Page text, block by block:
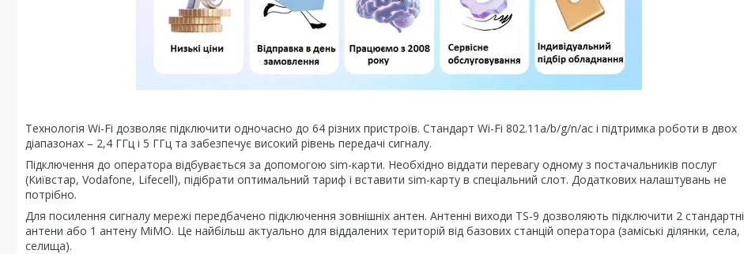
Технологія Wi-Fi дозволяє підключити одночасно до 64 різних пристроїв. Стандарт Wi-Fi 802.11a/b/g/n/ac і підтримка роботи в двох
діапазонах – 2,4 ГГц і 5 ГГц та забезпечує високий рівень передачі сигналу.
Підключення до оператора відбувається за допомогою sim-карти. Необхідно віддати перевагу одному з постачальників послуг
(Київстар, Vodafone, Lifecell), підібрати оптимальний тариф і вставити sim-карту в спеціальний слот. Додаткових налаштувань не
потрібно.
Для посилення сигналу мережі передбачено підключення зовнішніх антен. Антенні виходи TS-9 дозволяють підключити 2 стандартні
антени або 1 антену MiMO. Це найбільш актуально для віддалених територій від базових станцій оператора (заміські ділянки, села,
селища).